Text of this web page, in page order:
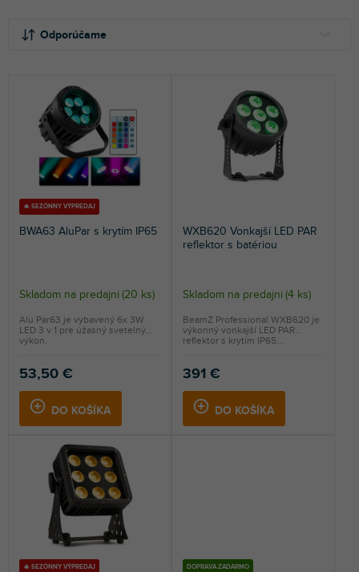
Odporúčame
NAJDRAHŠIE
NAJPREDÁVANEJŠIE
ABECEDNE
🔥 SEZÓNNY VÝPREDAJ
BWA63 AluPar s krytím IP65
Skladom na predajni (20 ks)
53,50 €
DO KOŠÍKA
Alu Par63 je vybavený 6x 3W
LED 3 v 1 pre úžasný svetelný
výkon.
WXB620 Vonkajší LED PAR
reflektor s batériou
Skladom na predajni (4 ks)
391 €
DO KOŠÍKA
BeamZ Professional WXB620 je
výkonný vonkajší LED PAR
reflektor s krytím IP65...
🔥 SEZÓNNY VÝPREDAJ DOPRAVA ZADARMO